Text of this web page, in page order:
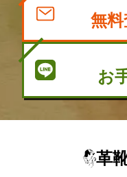
無
お
革